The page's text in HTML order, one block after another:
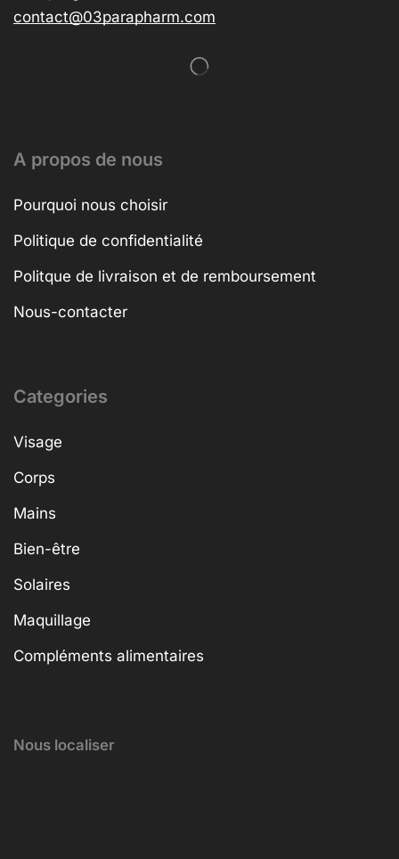
contact@03parapharm.com
A propos de nous
Pourquoi nous choisir
Politique de confidentialité
Politque de livraison et de remboursement
Nous-contacter
Categories
Visage
Corps
Mains
Bien-être
Solaires
Maquillage
Compléments alimentaires
Nous localiser